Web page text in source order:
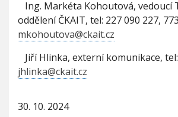
Ing. Markéta Kohoutová, vedoucí
oddělení ČKAIT, tel: 227 090 227,
mkohoutova@ckait.cz
Jiří Hlinka, externí komunikace,
jhlinka@ckait.cz
30. 10. 2024